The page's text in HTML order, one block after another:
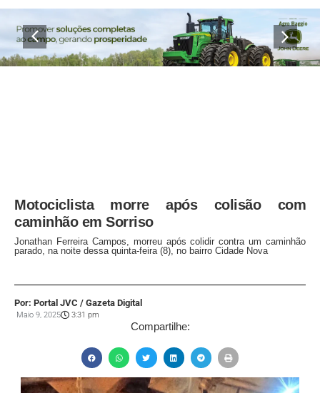
Motociclista morre após colisão com
caminhão em Sorriso
Jonathan Ferreira Campos, morreu após colidir contra um caminhão
parado, na noite dessa quinta-feira (8), no bairro Cidade Nova
Por: Portal JVC / Gazeta Digital
Maio 9, 2025 3:31 pm
Compartilhe: